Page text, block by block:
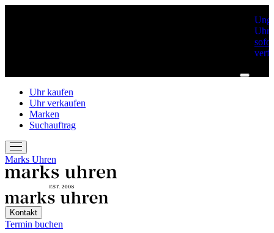
Uhr kaufen
Uhr verkaufen
Marken
Suchauftrag
Marks Uhren
Kontakt
Termin buchen